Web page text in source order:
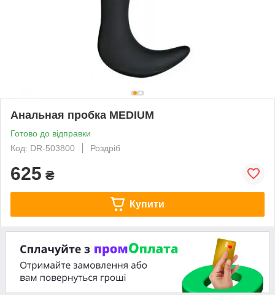
Анальная пробка MEDIUM
Готово до відправки
Код: DR-503800
Роздріб
625 ₴
Купити